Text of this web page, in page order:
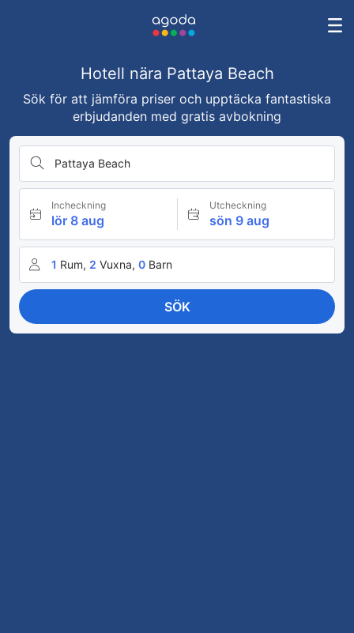
Hotell nära Pattaya Beach
Sök för att jämföra priser och upptäcka fantastiska
erbjudanden med gratis avbokning
Pattaya Beach
Incheckning
lör 8 aug
Utcheckning
sön 9 aug
1 Rum, 2 Vuxna, 0 Barn
SÖK